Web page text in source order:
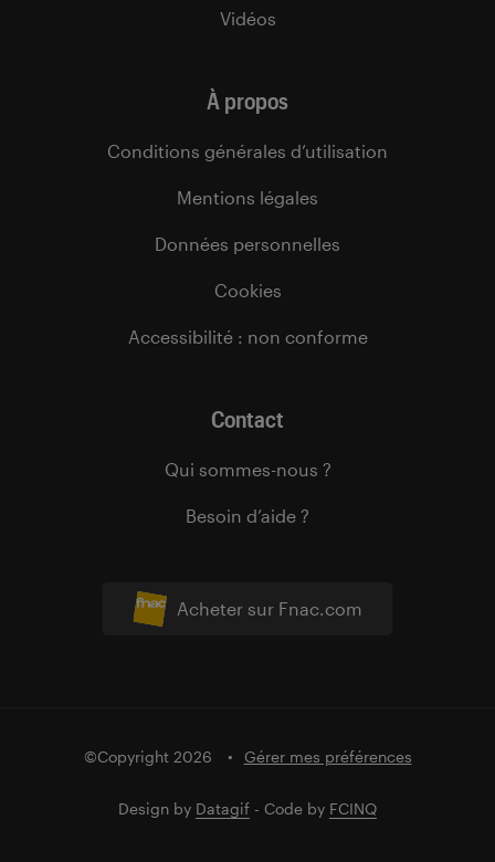
Acheter sur Fnac.com
Vidéos
À propos
Conditions générales d’utilisation
Mentions légales
Données personnelles
Cookies
Accessibilité : non conforme
Contact
Qui sommes-nous ?
Besoin d’aide ?
©Copyright 2026 Gérer mes préférences
Design by Datagif - Code by FCINQ